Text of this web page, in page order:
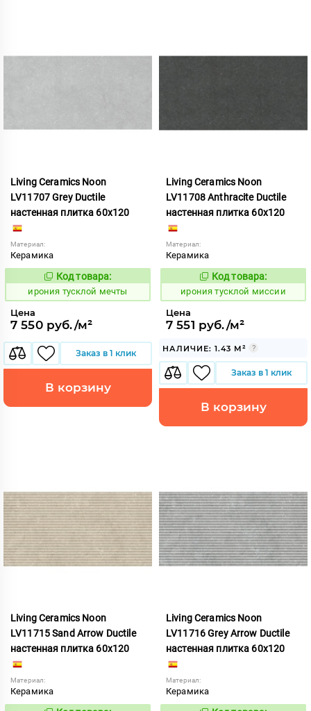
Living Ceramics Noon
LV11707 Grey Ductile
настенная плитка 60x120
Материал:
Керамика
1107051
Код товара:
ирония тусклой мечты
Цена
7 550 руб./м²
Заказ в 1 клик
В корзину
Living Ceramics Noon
LV11708 Anthracite Ductile
настенная плитка 60x120
Материал:
Керамика
1107052
Код товара:
ирония тусклой миссии
Цена
7 551 руб./м²
НАЛИЧИЕ: 1.43 М²
Заказ в 1 клик
В корзину
Living Ceramics Noon
LV11715 Sand Arrow Ductile
настенная плитка 60x120
Материал:
Керамика
Living Ceramics Noon
LV11716 Grey Arrow Ductile
настенная плитка 60x120
Материал:
Керамика